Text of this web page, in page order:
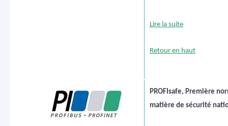
Lire la suite
Retour en haut
PROFIsafe, Première
matière de sécurité